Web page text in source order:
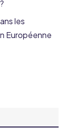
les
Européenne